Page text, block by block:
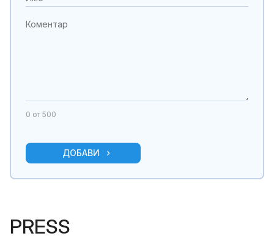
0 от 500
ДОБАВИ
PRESS